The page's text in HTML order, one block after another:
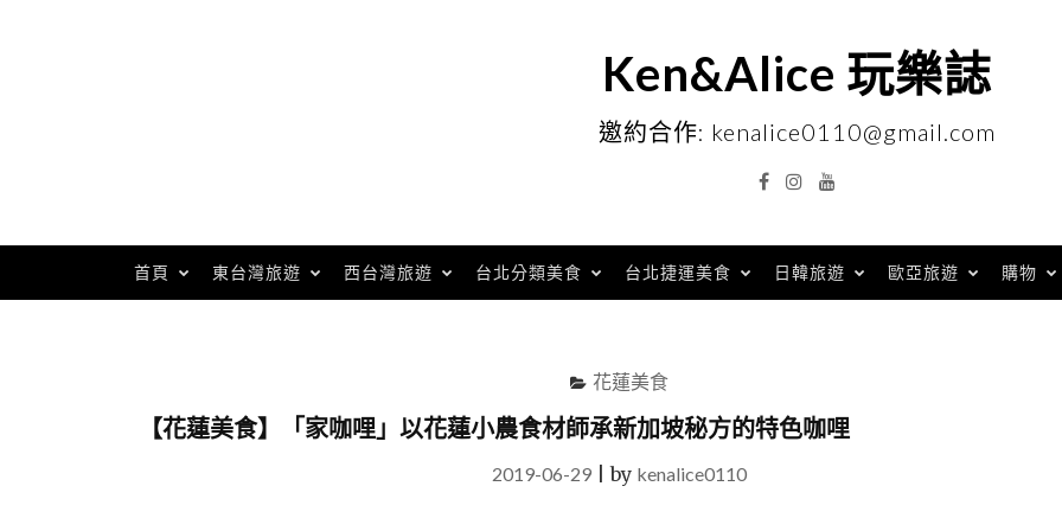
Ken&Alice 玩樂誌
邀約合作: kenalice0110@gmail.com
FacebookInstagramYouTube
首頁 東台灣旅遊 西台灣旅遊 台北分類美食 台北捷運美食 日韓旅遊 歐亞旅遊 購物
花蓮美食
【花蓮美食】「家咖哩」以花蓮小農食材師承新加坡秘方的特色咖哩
2019-06-29|by kenalice0110